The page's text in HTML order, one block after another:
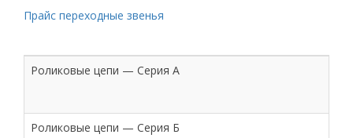
Прайс переходные звенья
Роликовые цепи — Серия А
Роликовые цепи — Серия Б